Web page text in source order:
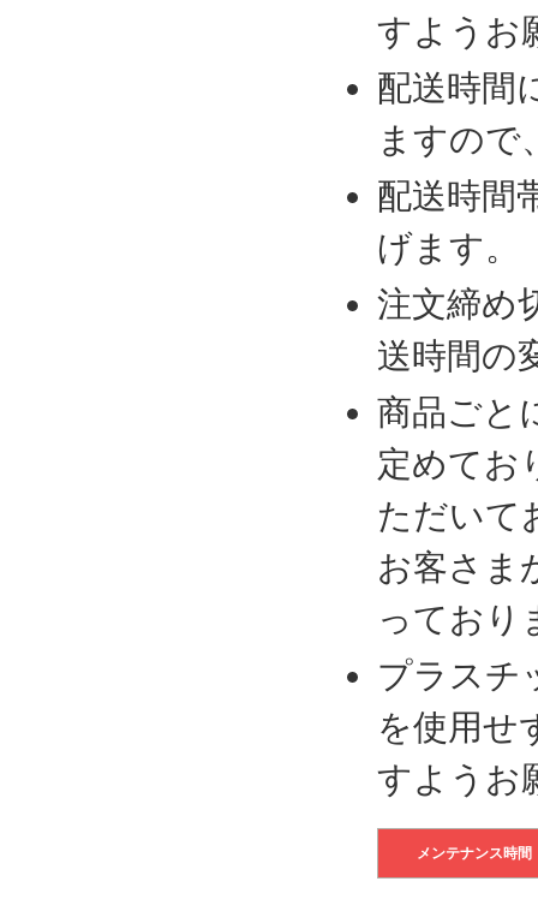
すようお
配送時間
ますので
配送時間
げます。
注文締め
送時間の
商品ごと
定めてお
ただいて
お客さま
っており
プラスチ
を使用せ
すようお
メンテナンス時間